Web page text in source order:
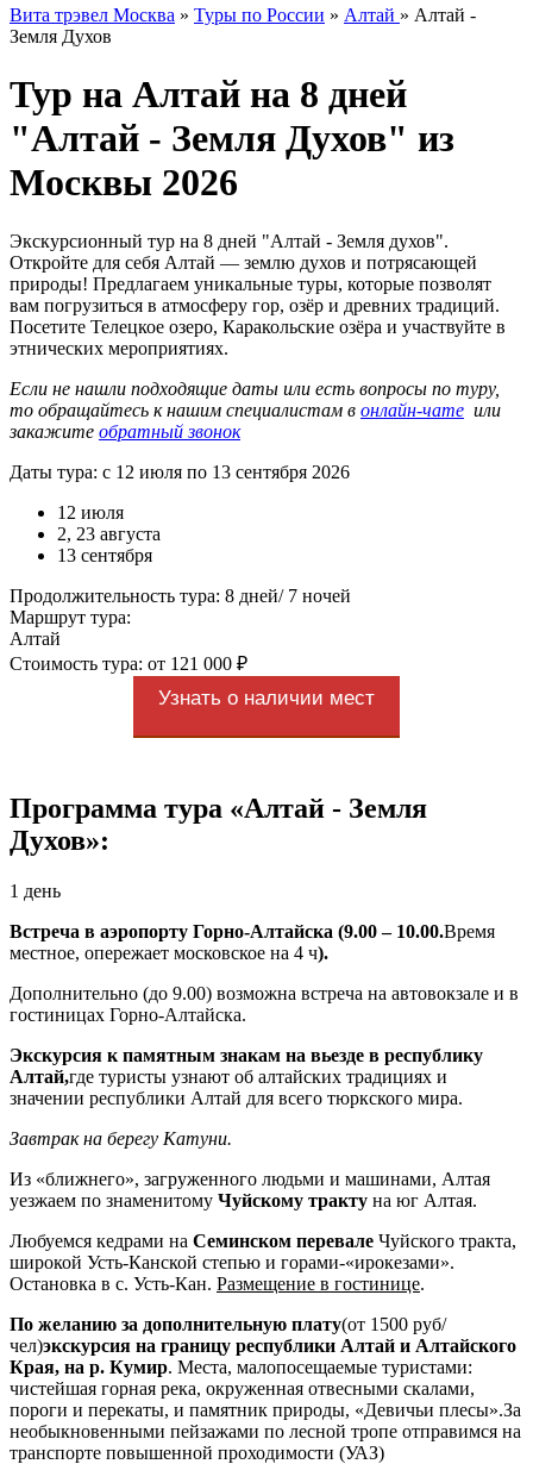
Вита трэвел Москва » Туры по России » Алтай » Алтай -
Земля Духов
Тур на Алтай на 8 дней
"Алтай - Земля Духов" из
Москвы 2026
Экскурсионный тур на 8 дней "Алтай - Земля духов".
Откройте для себя Алтай — землю духов и потрясающей
природы! Предлагаем уникальные туры, которые позволят
вам погрузиться в атмосферу гор, озёр и древних традиций.
Посетите Телецкое озеро, Каракольские озёра и участвуйте в
этнических мероприятиях.
Если не нашли подходящие даты или есть вопросы по туру,
то обращайтесь к нашим специалистам в онлайн-чате или
закажите обратный звонок
Даты тура: с 12 июля по 13 сентября 2026
12 июля
2, 23 августа
13 сентября
Продолжительность тура: 8 дней/ 7 ночей
Маршрут тура:
Алтай
Стоимость тура: от 121 000 ₽
Узнать о наличии мест
Программа тура «Алтай - Земля
Духов»:
1 день
Встреча в аэропорту Горно-Алтайска (9.00 – 10.00.Время
местное, опережает московское на 4 ч).
Дополнительно (до 9.00) возможна встреча на автовокзале и в
гостиницах Горно-Алтайска.
Экскурсия к памятным знакам на вьезде в республику
Алтай,где туристы узнают об алтайских традициях и
значении республики Алтай для всего тюркского мира.
Завтрак на берегу Катуни.
Из «ближнего», загруженного людьми и машинами, Алтая
уезжаем по знаменитому Чуйскому тракту на юг Алтая.
Любуемся кедрами на Семинском перевале Чуйского тракта,
широкой Усть-Канской степью и горами-«ирокезами».
Остановка в с. Усть-Кан. Размещение в гостинице.
По желанию за дополнительную плату(от 1500 руб/
чел)экскурсия на границу республики Алтай и Алтайского
Края, на р. Кумир. Места, малопосещаемые туристами:
чистейшая горная река, окруженная отвесными скалами,
пороги и перекаты, и памятник природы, «Девичьи плесы».За
необыкновенными пейзажами по лесной тропе отправимся на
транспорте повышенной проходимости (УАЗ)